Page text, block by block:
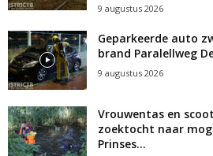
9 augustus 2026
Geparkeerde auto
brand Paralellweg
9 augustus 2026
Vrouwentas en
zoektocht naar
Prinses...